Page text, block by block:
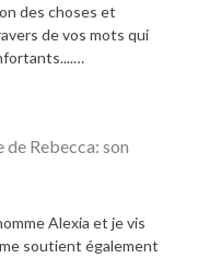
des choses et
de vos mots qui
de Rebecca: son
Alexia et je vis
soutient également